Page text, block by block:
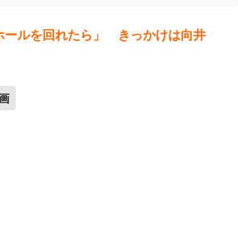
ールを回れたら」 きっかけは向井